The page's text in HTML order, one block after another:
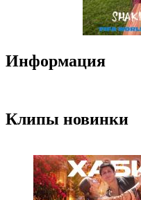
Информация
Клипы новинки